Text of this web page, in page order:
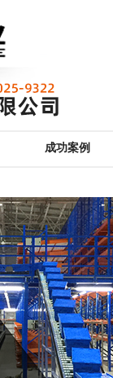
成功案例